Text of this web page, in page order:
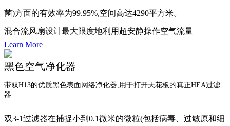
菌)方面的有效率为99.95%,空间高达4290平方米。
混合流风扇设计最大限度地利用超安静操作空气流量
天花板悬吊高达20',与管道工作无关
环境管理技术包括一套完整的舒适性和控制传感器,可以持续
监控污染物、占用率和噪音水平,以便对变化作出积极反应。
温度、压力、湿度(RH)、二氧化碳(CO2)和TVCO。
Learn More
黑色空气净化器
带双H13的优质黑色表面网络净化器,用于打开天花板的真正HEA过滤
器
双3-1过滤器在捕捉小到0.1微米的微粒(包括病毒、过敏原和细